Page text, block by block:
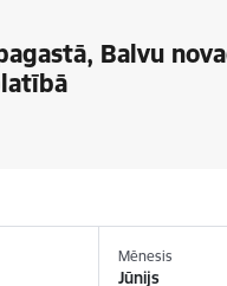
Balvu
Mēnesis
Jūnijs